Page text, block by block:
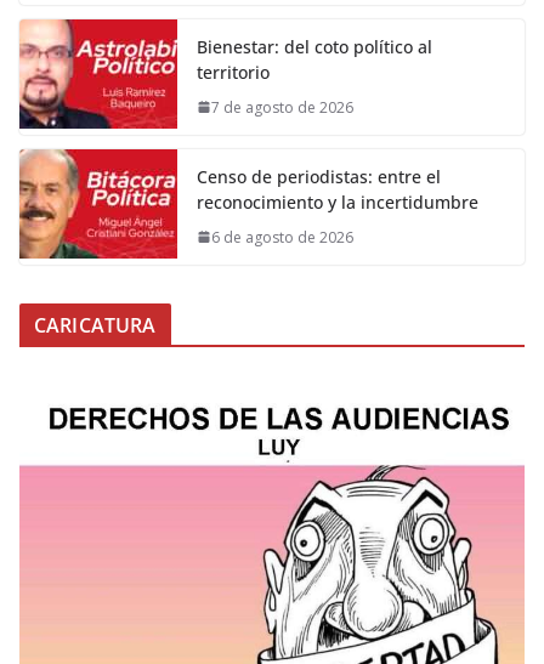
Bienestar: del coto político al
territorio
7 de agosto de 2026
Censo de periodistas: entre el
reconocimiento y la incertidumbre
6 de agosto de 2026
CARICATURA